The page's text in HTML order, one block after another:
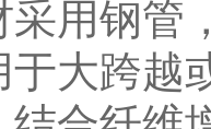
用钢管
于大跨越